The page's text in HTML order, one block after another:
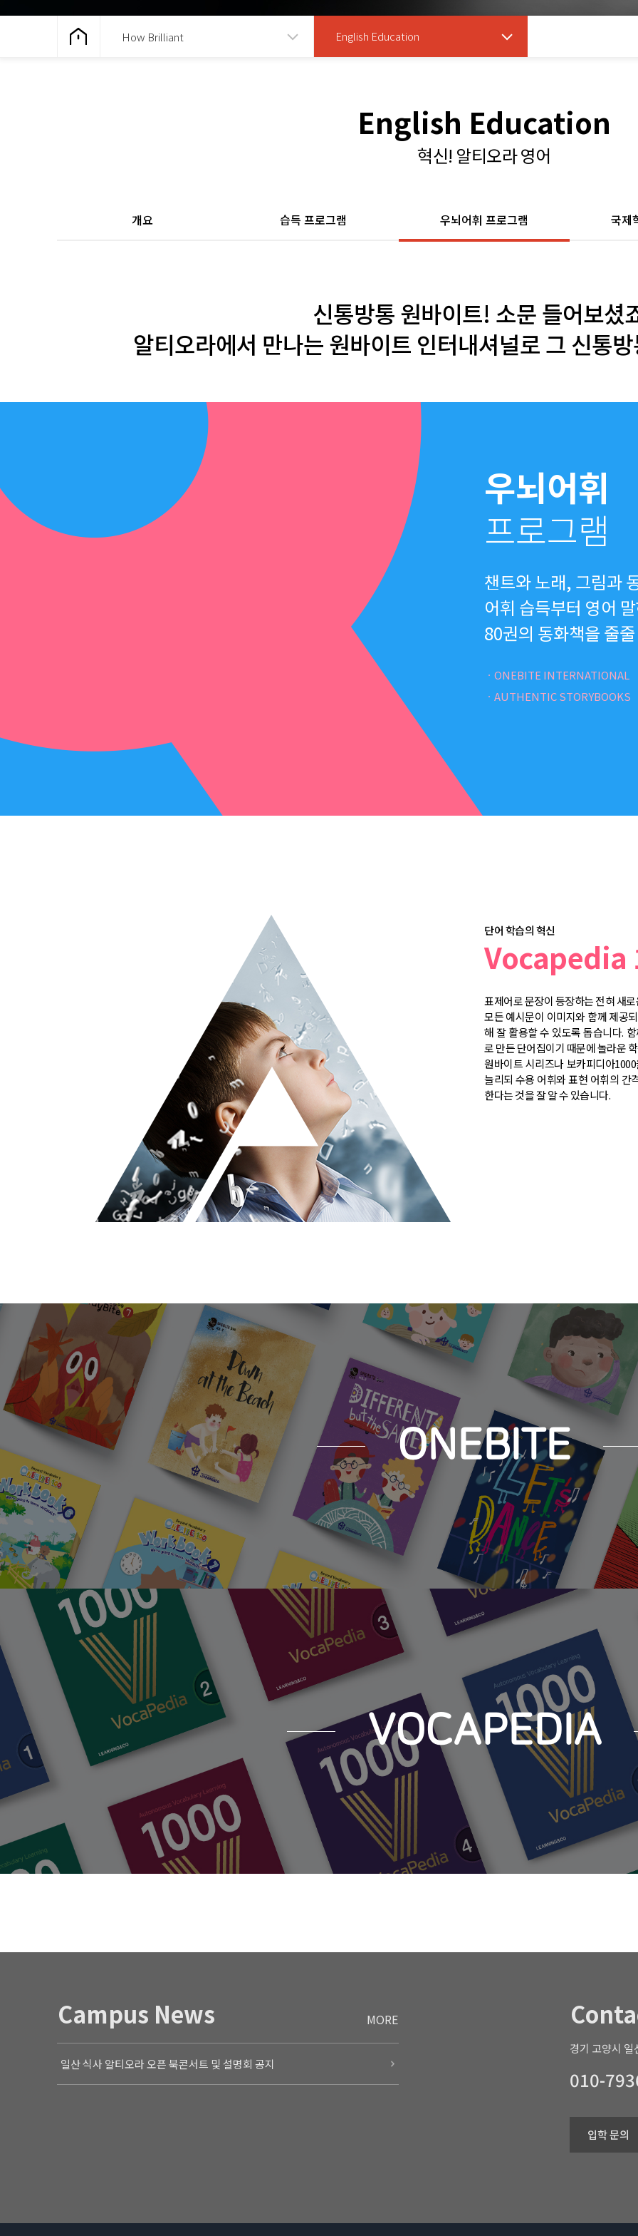
How Brilliant English Education
English Education
혁신! 알티오라 영어
개요 습득 프로그램 우뇌어휘 프로그램 국제
신통방통 원바이트! 소문 들어보셨
알티오라에서 만나는 원바이트 인터내셔널로 그 신통
우뇌어휘
프로그램
챈트와 노래, 그림과
어휘 습득부터 영어
80권의 동화책을 줄
ㆍONEBITE INTERNATIONAL
ㆍAUTHENTIC STORYBOOKS
단어 학습의 혁신
Vocapedia
표제어로 문장이 등장하는 전혀 새
모든 예시문이 이미지와 함께 제공
해 잘 활용할 수 있도록 돕습니다.
로 만든 단어집이기 때문에 놀라운
원바이트 시리즈나 보카피디아
늘리되 수용 어휘와 표현 어휘의 간
한다는 것을 잘 알 수 있습니다.
ONEBITE
VOCAPEDIA
Campus News MORE
일산 식사 알티오라 오픈 북콘서트 및 설명회 공지
경기 고양시
010-
입학 문의